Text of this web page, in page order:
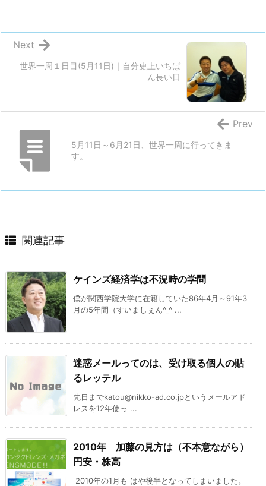
世界一周１日目(5月11日)｜自分史上いちば
ん長い日
Next
5月11日～6月21日、世界一周に行ってきま
す。
Prev
関連記事
ケインズ経済学は不況時の学問
僕が関西学院大学に在籍していた86年4月～91年3
月の5年間（すいましぇん^_^ ...
迷惑メールってのは、受け取る個人の貼
るレッテル
先日までkatou@nikko-ad.co.jpというメールアド
レスを12年使っ ...
2010年 加藤の見方は（不本意ながら）
円安・株高
2010年の1月も はや後半となってしまいました。